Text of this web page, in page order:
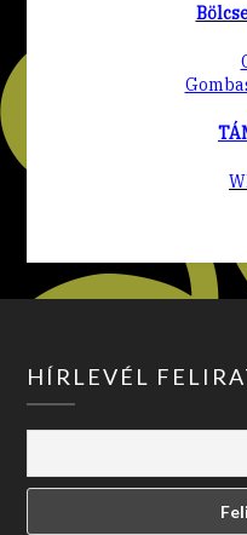
HÍRLEVÉL